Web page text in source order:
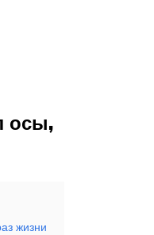
осы,
жизни